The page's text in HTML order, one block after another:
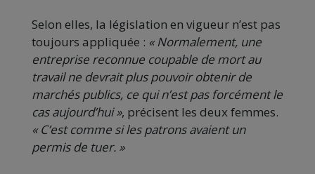
Selon elles, la législation en vigueur n’est pas
toujours appliquée : « Normalement, une
entreprise reconnue coupable de mort au
travail ne devrait plus pouvoir obtenir de
marchés publics, ce qui n’est pas forcément le
cas aujourd’hui», précisent les deux femmes.
« C’est comme si les patrons avaient un
permis de tuer. »